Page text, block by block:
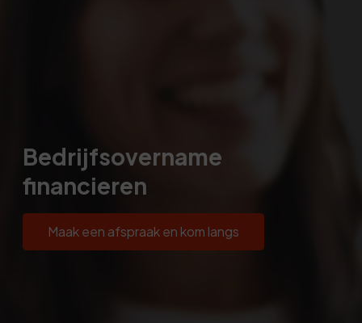
Bedrijfsovername
financieren
Maak een afspraak en kom langs